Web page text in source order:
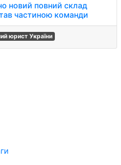
новий повний склад
частиною команди
юрист України